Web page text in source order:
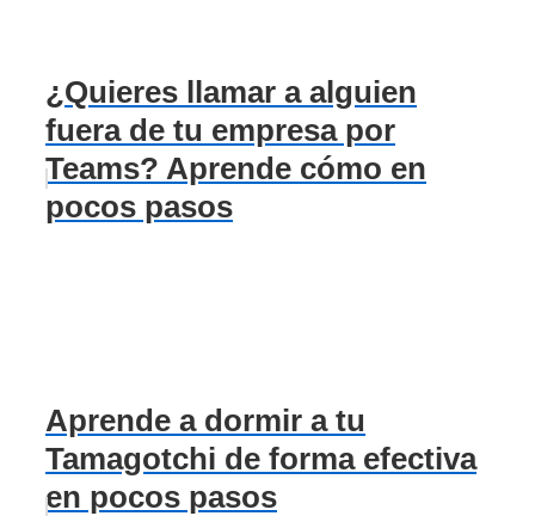
¿Quieres llamar a alguien
fuera de tu empresa por
Teams? Aprende cómo en
pocos pasos
Aprende a dormir a tu
Tamagotchi de forma efectiva
en pocos pasos